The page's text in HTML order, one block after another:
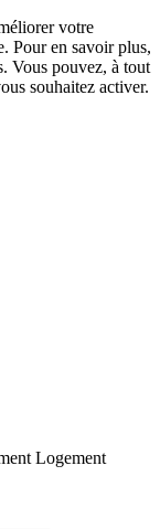
votre
Pour en savoir plus,
Vous pouvez, à tout
souhaitez activer.
Logement